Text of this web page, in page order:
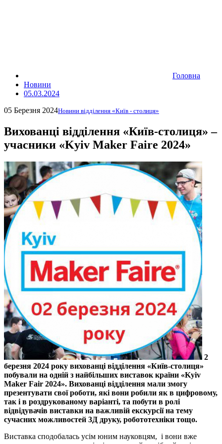
Головна
Новини
05.03.2024
05 Березня 2024Новини відділення «Київ - столиця»
Вихованці відділення «Київ-столиця» ‒
учасники «Kyiv Maker Faire 2024»
2
березня 2024 року вихованці відділення «Київ-столиця»
побували на одній з найбільших виставок країни «Kyiv
Maker Fair 2024». Вихованці відділення мали змогу
презентувати свої роботи, які вони робили як в цифровому,
так і в роздрукованому варіанті, та побути в ролі
відвідувачів виставки на важливій екскурсії на тему
сучасних можливостей 3Д друку, робототехніки тощо.
Виставка сподобалась усім юним науковцям, і вони вже